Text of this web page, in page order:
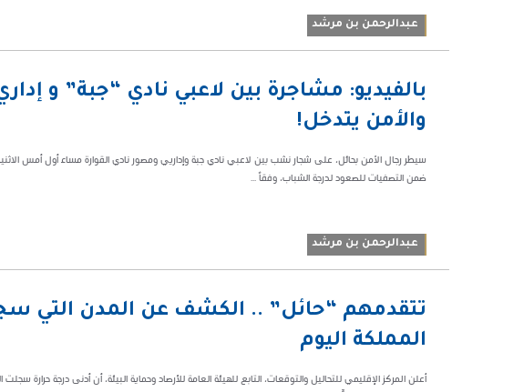
عبدالرحمن بن مرشد
بالفيديو: مشاجرة بين لاعبي نادي “جبة” و
والأمن يتدخل!
سيطر رجال الأمن بحائل، على شجار نشب بين لاعبي نادي جبة وإداريي ومصور نادي القوارة مساء أول أمس
ضمن التصفيات للصعود لدرجة الشباب، وفقاً ...
عبدالرحمن بن مرشد
تتقدمهم “حائل” .. الكشف عن المدن التي
المملكة اليوم
أعلن المركز الإقليمي للتحاليل والتوقعات، التابع للهيئة العامة ‏للأرصاد وحماية البيئة، أن أدنى درجة حرارة